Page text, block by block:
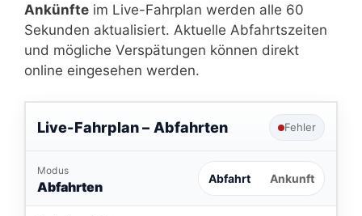
Ankünfte im Live-Fahrplan werden alle 60
Sekunden aktualisiert. Aktuelle Abfahrtszeiten
und mögliche Verspätungen können direkt
online eingesehen werden.
Live-Fahrplan – Abfahrten Fehler
Modus
Abfahrten Abfahrt Ankunft